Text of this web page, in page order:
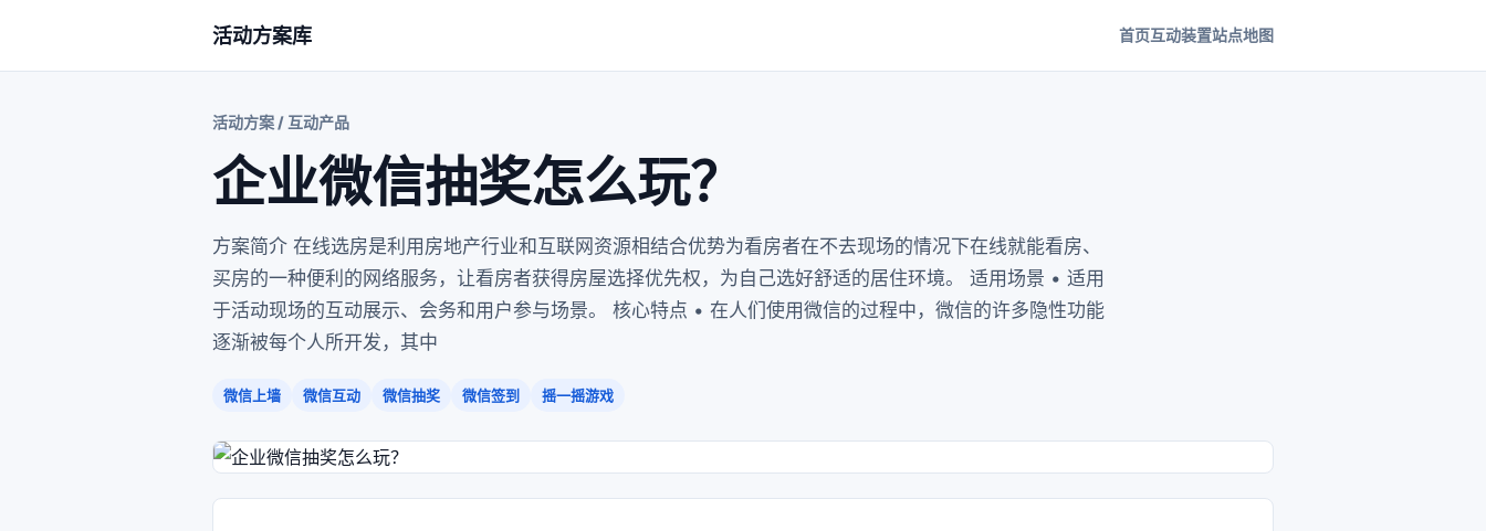
活动方案库 首页互动装置站点地图
活动方案 / 互动产品
企业微信抽奖怎么玩？
方案简介 在线选房是利用房地产行业和互联网资源相结合优势为看房者在不去现场的情况下在线就能看房、
买房的一种便利的网络服务，让看房者获得房屋选择优先权，为自己选好舒适的居住环境。 适用场景 • 适用
于活动现场的互动展示、会务和用户参与场景。 核心特点 • 在人们使用微信的过程中，微信的许多隐性功能
逐渐被每个人所开发，其中
微信上墙 微信互动 微信抽奖 微信签到 摇一摇游戏